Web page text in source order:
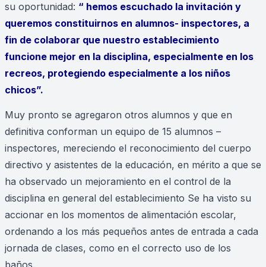
su oportunidad: “ hemos escuchado la invitación y
queremos constituirnos en alumnos- inspectores, a
fin de colaborar que nuestro establecimiento
funcione mejor en la disciplina, especialmente en los
recreos, protegiendo especialmente a los niños
chicos”.
Muy pronto se agregaron otros alumnos y que en
definitiva conforman un equipo de 15 alumnos –
inspectores, mereciendo el reconocimiento del cuerpo
directivo y asistentes de la educación, en mérito a que se
ha observado un mejoramiento en el control de la
disciplina en general del establecimiento Se ha visto su
accionar en los momentos de alimentación escolar,
ordenando a los más pequeños antes de entrada a cada
jornada de clases, como en el correcto uso de los